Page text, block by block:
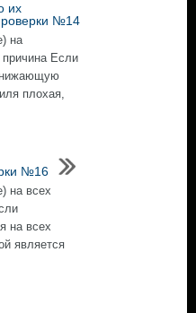
их
№14
на
причина Если
плохая,
№16
на всех
на всех
является